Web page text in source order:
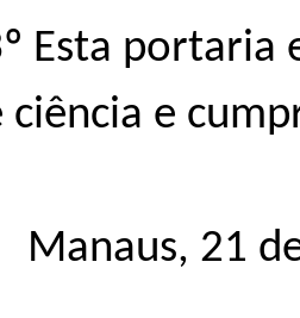
Esta portaria
ciência e
Manaus, 21